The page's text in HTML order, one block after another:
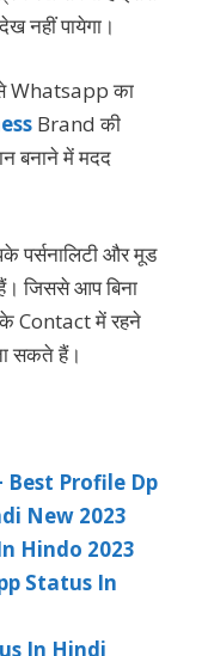
नहीं पायेगा।
Whatsapp का
Brand की
बनाने में मदद
पर्सनालिटी और मूड
जिससे आप बिना
Contact में रहने
सकते हैं।
Best Profile Dp
New 2023
Hindo 2023
Status In
In Hindi